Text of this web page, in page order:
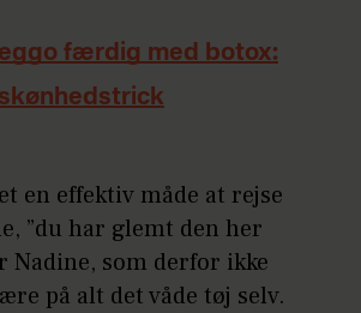
færdig med botox:
en effektiv måde at rejse
”du har glemt den her
Nadine, som derfor ikke
på alt det våde tøj selv.